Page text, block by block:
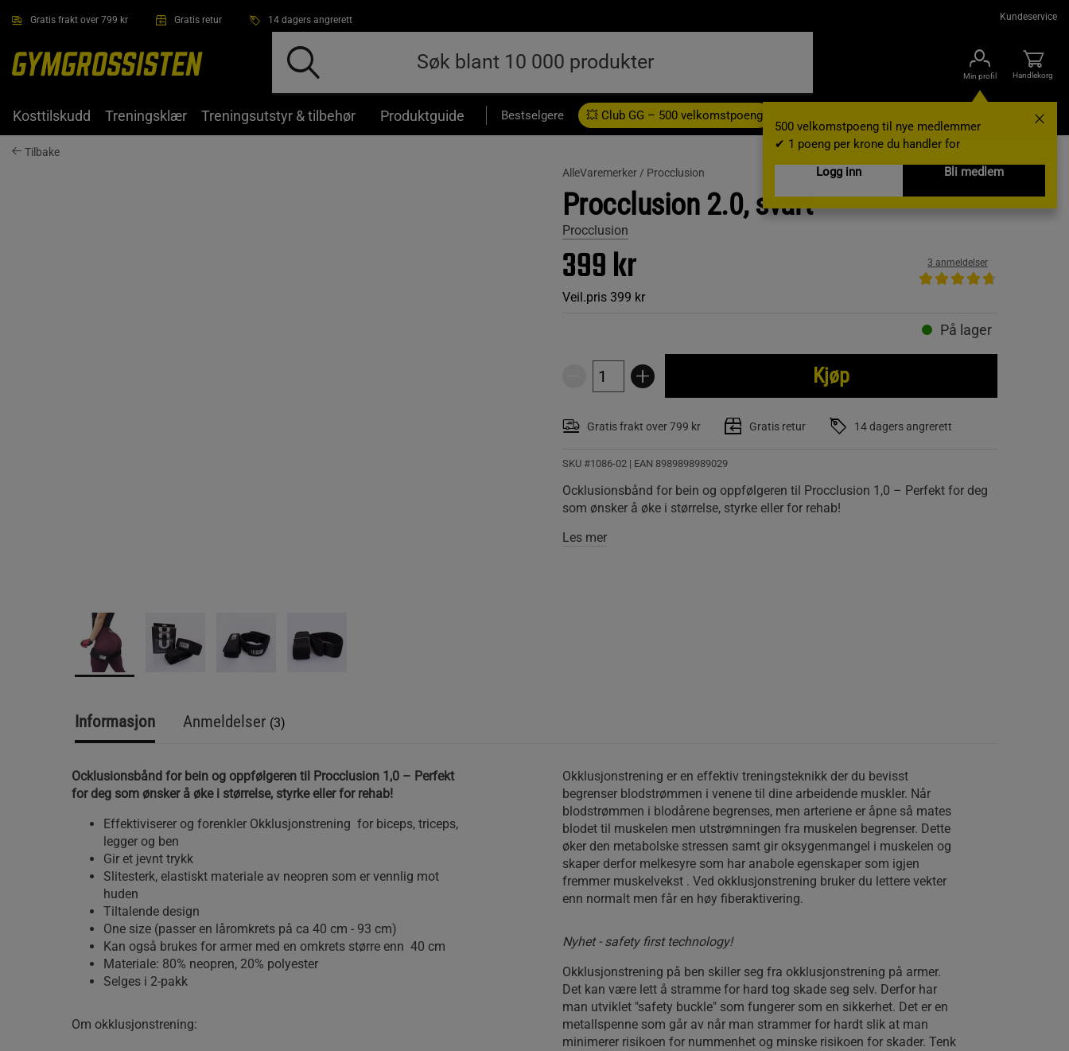
Gratis frakt over 799 kr Gratis retur 14 dagers angrerett Kundeservice
Min profil
500 velkomstpoeng til nye medlemmer
✔ 1 poeng per krone du handler for
Logg inn
Bli medlem
Handlekorg
Kosttilskudd Treningsklær Treningsutstyr & tilbehør Produktguide Bestselgere 💥 Club GG – 500 velkomstpoeng Gavekort
Tilbake
AlleVaremerker / Procclusion
Procclusion 2.0, svart
Procclusion
399 kr
Veil.pris 399 kr
3 anmeldelser
På lager
Kjøp
Gratis frakt over 799 kr Gratis retur 14 dagers angrerett
SKU #1086-02 | EAN 8989898989029
Ocklusionsbånd for bein og oppfølgeren til Procclusion 1,0 – Perfekt for deg
som ønsker å øke i størrelse, styrke eller for rehab!
Les mer
Informasjon Anmeldelser (3)
Ocklusionsbånd for bein og oppfølgeren til Procclusion 1,0 – Perfekt
for deg som ønsker å øke i størrelse, styrke eller for rehab!
Effektiviserer og forenkler Okklusjonstrening for biceps, triceps,
legger og ben
Gir et jevnt trykk
Slitesterk, elastiskt materiale av neopren som er vennlig mot
huden
Tiltalende design
One size (passer en låromkrets på ca 40 cm - 93 cm)
Kan også brukes for armer med en omkrets større enn 40 cm
Materiale: 80% neopren, 20% polyester
Selges i 2-pakk
Om okklusjonstrening:
Okklusjonstrening er en effektiv treningsteknikk der du bevisst
begrenser blodstrømmen i venene til dine arbeidende muskler. Når
blodstrømmen i blodårene begrenses, men arteriene er åpne så mates
blodet til muskelen men utstrømningen fra muskelen begrenser. Dette
øker den metabolske stressen samt gir oksygenmangel i muskelen og
skaper derfor melkesyre som har anabole egenskaper som igjen
fremmer muskelvekst . Ved okklusjonstrening bruker du lettere vekter
enn normalt men får en høy fiberaktivering.
Nyhet - safety first technology!
Okklusjonstrening på ben skiller seg fra okklusjonstrening på armer.
Det kan være lett å stramme for hard tog skade seg selv. Derfor har
man utviklet "safety buckle" som fungerer som en sikkerhet. Det er en
metallspenne som går av når man strammer for hardt slik at man
minimerer risikoen for nummenhet og minske risikoen for skader. Tenk